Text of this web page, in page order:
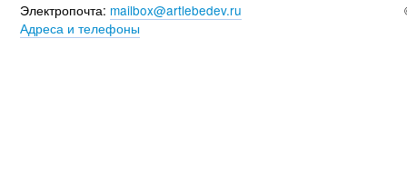
Электропочта: mailbox@artlebedev.ru
Адреса и телефоны